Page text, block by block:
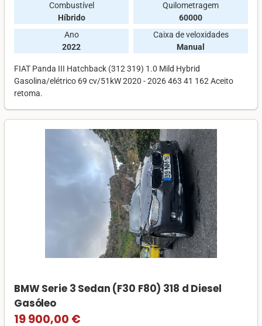
Combustível
Híbrido
Quilometragem
60000
Ano
2022
Caixa de veloxidades
Manual
FIAT Panda III Hatchback (312 319) 1.0 Mild Hybrid
Gasolina/elétrico 69 cv/51kW 2020 - 2026 463 41 162 Aceito
retoma.
BMW Serie 3 Sedan (F30 F80) 318 d Diesel
Gasóleo
19 900,00 €